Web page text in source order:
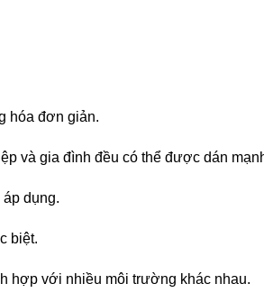
hóa đơn giản.
và gia đình đều có thể được dán
dụng.
biệt.
hợp với nhiều môi trường khác nhau.